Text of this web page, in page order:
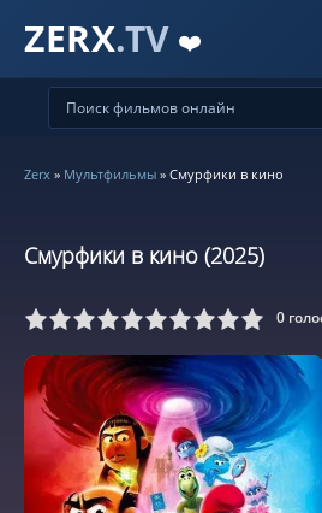
ZERX.TV ❤️
Zerx » Мультфильмы » Смурфики в кино
Смурфики в кино (2025)
6 7 8 9 10 0